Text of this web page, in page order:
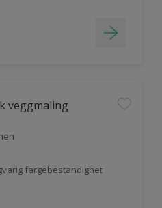
veggmaling
fargebestandighet